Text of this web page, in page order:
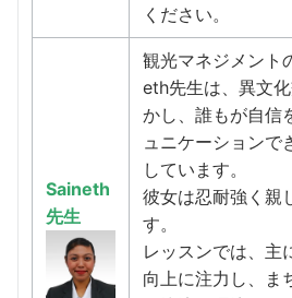
ください。
Saineth
先生
観光マネジメント
eth先生は、異文
かし、誰もが自信
ュニケーションで
しています。
彼女は忍耐強く親
す。
レッスンでは、主
向上に注力し、ま